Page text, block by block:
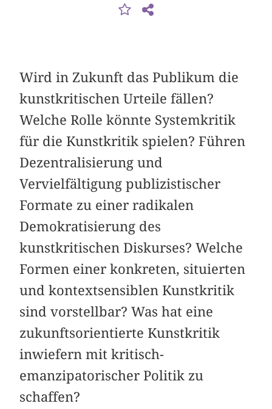
Wird in Zukunft das Publikum die
kunstkritischen Urteile fällen?
Welche Rolle könnte Systemkritik
für die Kunstkritik spielen? Führen
Dezentralisierung und
Vervielfältigung publizistischer
Formate zu einer radikalen
Demokratisierung des
kunstkritischen Diskurses? Welche
Formen einer konkreten, situierten
und kontextsensiblen Kunstkritik
sind vorstellbar? Was hat eine
zukunftsorientierte Kunstkritik
inwiefern mit kritisch-
emanzipatorischer Politik zu
schaffen?